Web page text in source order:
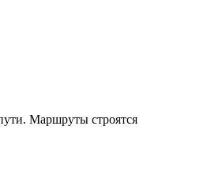
Маршруты строятся